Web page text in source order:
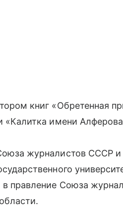
книг «Обретенная
«Калитка имени
журналистов СССР
правление Союза